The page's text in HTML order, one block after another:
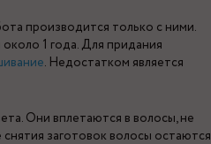
производится только с ними.
1 года. Для придания
. Недостатком является
Они вплетаются в волосы, не
заготовок волосы остаются